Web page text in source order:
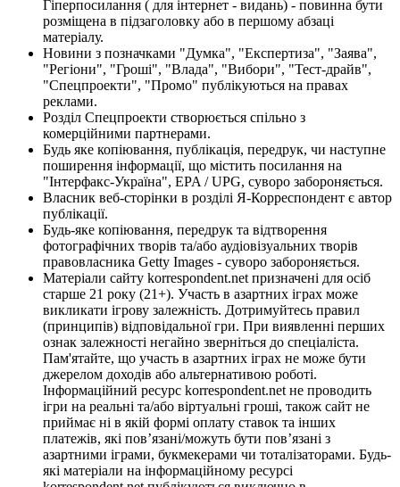
Гіперпосилання ( для інтернет - видань) - повинна бути
розміщена в підзаголовку або в першому абзаці
матеріалу.
Новини з позначками "Думка", "Експертиза", "Заява",
"Регіони", "Гроші", "Влада", "Вибори", "Тест-драйв",
"Спецпроекти", "Промо" публікуються на правах
реклами.
Розділ Спецпроекти створюється спільно з
комерційними партнерами.
Будь яке копіювання, публікація, передрук, чи наступне
поширення інформації, що містить посилання на
"Інтерфакс-Україна", EPA / UPG, суворо забороняється.
Власник веб-сторінки в розділі Я-Корреспондент є автор
публікації.
Будь-яке копіювання, передрук та відтворення
фотографічних творів та/або аудіовізуальних творів
правовласника Getty Images - суворо забороняється.
Матеріали сайту korrespondent.net призначені для осіб
старше 21 року (21+). Участь в азартних іграх може
викликати ігрову залежність. Дотримуйтесь правил
(принципів) відповідальної гри. При виявленні перших
ознак залежності негайно зверніться до спеціаліста.
Пам'ятайте, що участь в азартних іграх не може бути
джерелом доходів або альтернативою роботі.
Інформаційний ресурс korrespondent.net не проводить
ігри на реальні та/або віртуальні гроші, також сайт не
приймає ні в якій формі оплату ставок та інших
платежів, які пов’язані/можуть бути пов’язані з
азартними іграми, букмекерами чи тоталізаторами. Будь-
які матеріали на інформаційному ресурсі